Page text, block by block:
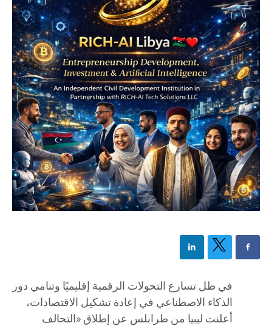
في ظل تسارع التحولات الرقمية إقليميًا وتنامي دور
الذكاء الاصطناعي في إعادة تشكيل الاقتصادات،
أعلنت ليبيا من طرابلس عن إطلاق «التحالف